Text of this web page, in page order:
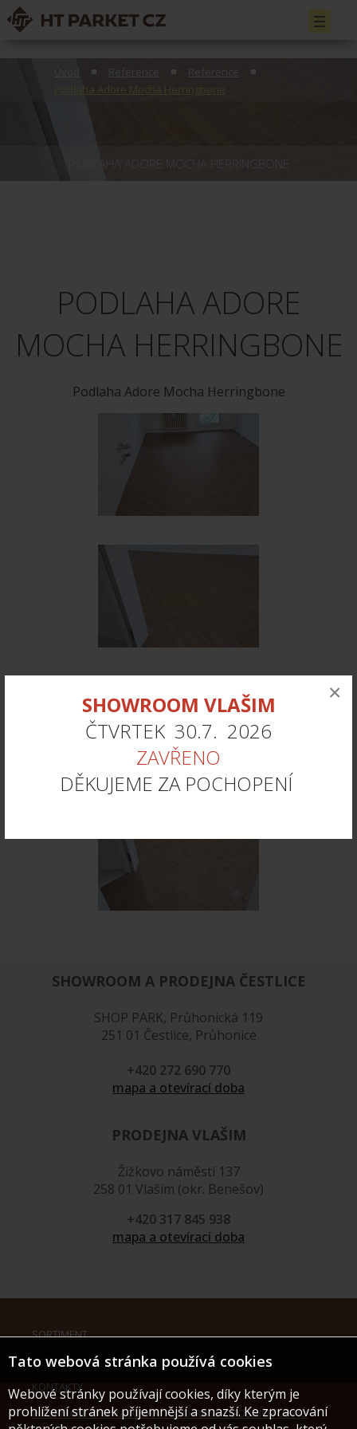
SHOWROOM VLAŠIM
ČTVRTEK 30.7. 2026
ZAVŘENO
DĚKUJEME ZA POCHOPENÍ
×
Tato webová stránka používá cookies
Webové stránky používají cookies, díky kterým je
prohlížení stránek příjemnější a snazší. Ke zpracování
Toggle
Úvod Reference
Reference
Podlaha Adore Mocha Herringbone
PODLAHA ADORE MOCHA HERRINGBONE
PODLAHA ADORE
MOCHA HERRINGBONE
Podlaha Adore Mocha Herringbone
SHOWROOM A PRODEJNA ČESTLICE
SHOP PARK, Průhonická 119
251 01 Čestlice, Průhonice
+420 272 690 770
mapa a otevírací doba
PRODEJNA VLAŠIM
Žižkovo náměstí 137
258 01 Vlašim (okr. Benešov)
+420 317 845 938
mapa a otevírací doba
SORTIMENT
REFERENCE
KONTAKTY
INFORMACE O ZPRACOVÁNÍ A OCHRANĚ OSOBNÍCH ÚDAJŮ